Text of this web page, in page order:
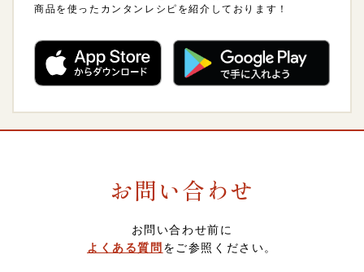
ご飯のおとも
菓子・フルーツ
酒類・飲料品
4,000～4,999円
7,000～7,999円
8,000円以上
熨斗（のし）・包装について
スマート便（ソーシャルギフト）について
定期・頒布会注文について
卸販売について
商品を使ったカンタンレシピを紹介しております！
お問い合わせ
お問い合わせ前に
よくある質問 をご参照ください。